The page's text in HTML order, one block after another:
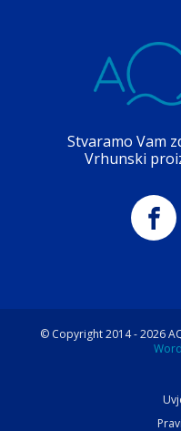
Stvaramo Vam
Vrhunski
© Copyright 2014 -2026